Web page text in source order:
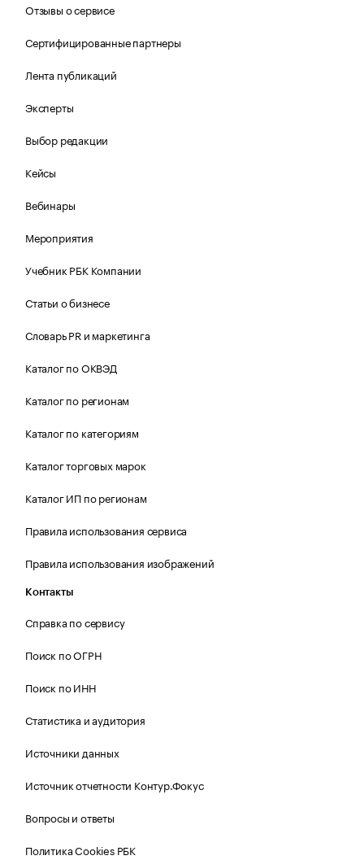
Отзывы о сервисе
Сертифицированные партнеры
Лента публикаций
Эксперты
Выбор редакции
Кейсы
Вебинары
Мероприятия
Учебник РБК Компании
Статьи о бизнесе
Словарь PR и маркетинга
Каталог по ОКВЭД
Каталог по регионам
Каталог по категориям
Каталог торговых марок
Каталог ИП по регионам
Правила использования сервиса
Правила использования изображений
Контакты
Справка по сервису
Поиск по ОГРН
Поиск по ИНН
Статистика и аудитория
Источники данных
Источник отчетности Контур.Фокус
Вопросы и ответы
Политика Cookies РБК